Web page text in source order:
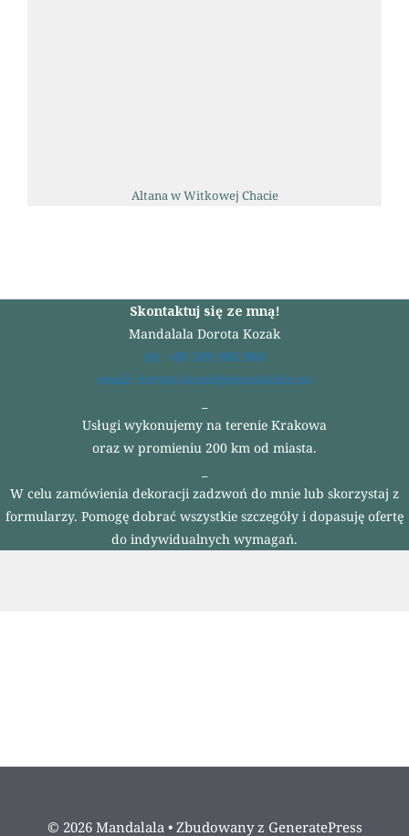
Altana w Witkowej Chacie
Skontaktuj się ze mną!
Mandalala Dorota Kozak
tel. +48 509 906 984
email: dorota.kozak@mandalala.eu
Usługi wykonujemy na terenie Krakowa
oraz w promieniu 200 km od miasta.
W celu zamówienia dekoracji zadzwoń do mnie lub skorzystaj z
formularzy. Pomogę dobrać wszystkie szczegóły i dopasuję ofertę
do indywidualnych wymagań.
© 2026 Mandalala • Zbudowany z GeneratePress